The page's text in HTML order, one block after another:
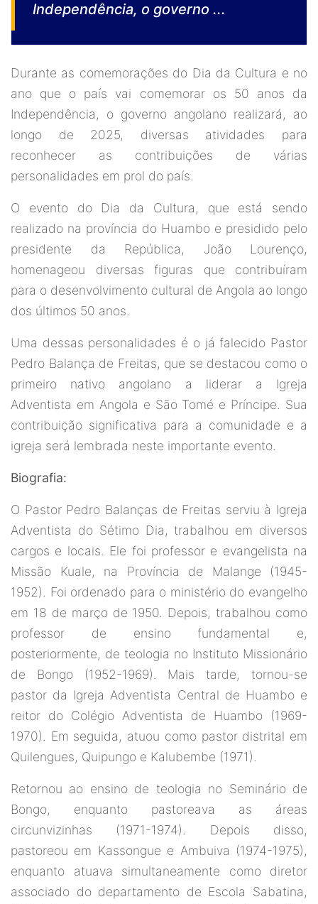
Independência, o governo ...
Durante as comemorações do Dia da Cultura e no
ano que o país vai comemorar os 50 anos da
Independência, o governo angolano realizará, ao
longo de 2025, diversas atividades para
reconhecer as contribuições de várias
personalidades em prol do país.
O evento do Dia da Cultura, que está sendo
realizado na província do Huambo e presidido pelo
presidente da República, João Lourenço,
homenageou diversas figuras que contribuíram
para o desenvolvimento cultural de Angola ao longo
dos últimos 50 anos.
Uma dessas personalidades é o já falecido Pastor
Pedro Balança de Freitas, que se destacou como o
primeiro nativo angolano a liderar a Igreja
Adventista em Angola e São Tomé e Príncipe. Sua
contribuição significativa para a comunidade e a
igreja será lembrada neste importante evento.
Biografia:
O Pastor Pedro Balanças de Freitas serviu à Igreja
Adventista do Sétimo Dia, trabalhou em diversos
cargos e locais. Ele foi professor e evangelista na
Missão Kuale, na Província de Malange (1945-
1952). Foi ordenado para o ministério do evangelho
em 18 de março de 1950. Depois, trabalhou como
professor de ensino fundamental e,
posteriormente, de teologia no Instituto Missionário
de Bongo (1952-1969). Mais tarde, tornou-se
pastor da Igreja Adventista Central de Huambo e
reitor do Colégio Adventista de Huambo (1969-
1970). Em seguida, atuou como pastor distrital em
Quilengues, Quipungo e Kalubembe (1971).
Retornou ao ensino de teologia no Seminário de
Bongo, enquanto pastoreava as áreas
circunvizinhas (1971-1974). Depois disso,
pastoreou em Kassongue e Ambuiva (1974-1975),
enquanto atuava simultaneamente como diretor
associado do departamento de Escola Sabatina,